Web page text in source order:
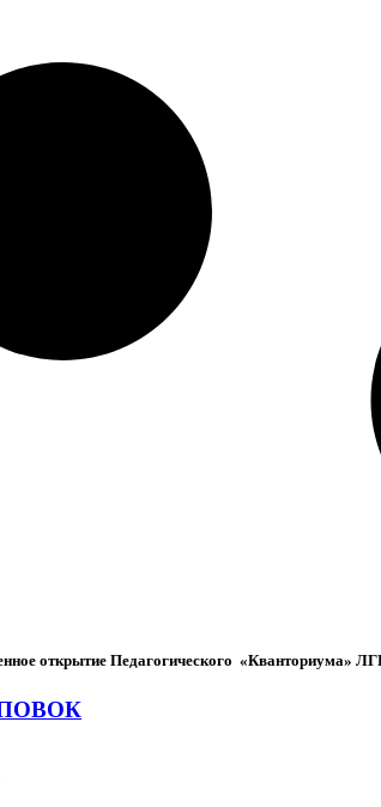
открытие Педагогического «Кванториума»